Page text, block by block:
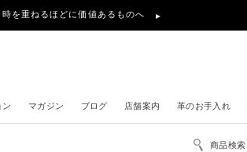
を重ねるほどに価値あるものへ
ン マガジン ブログ 店舗案内 革のお手入れ
商品検索